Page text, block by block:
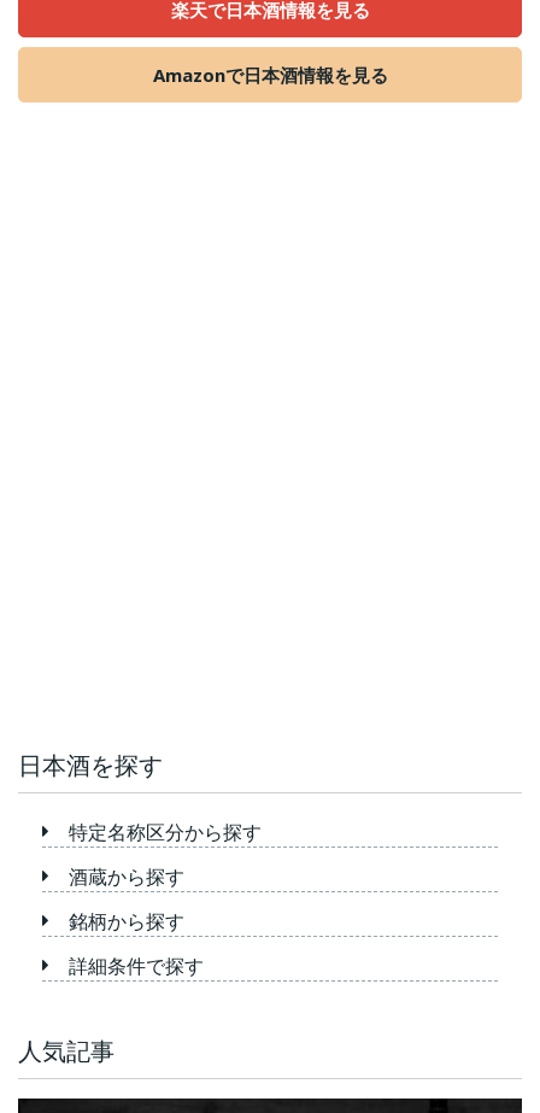
楽天で日本酒情報を見る
Amazonで日本酒情報を見る
日本酒を探す
特定名称区分から探す
酒蔵から探す
銘柄から探す
詳細条件で探す
人気記事